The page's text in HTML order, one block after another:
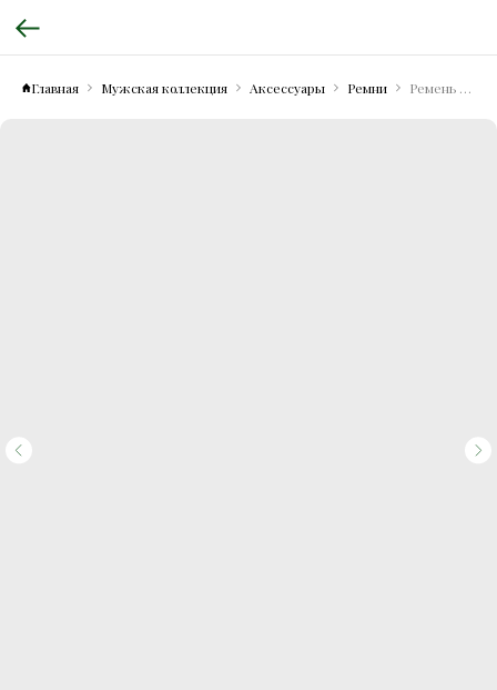
Главная Мужская коллекция Аксессуары Ремни Ремень замшевый